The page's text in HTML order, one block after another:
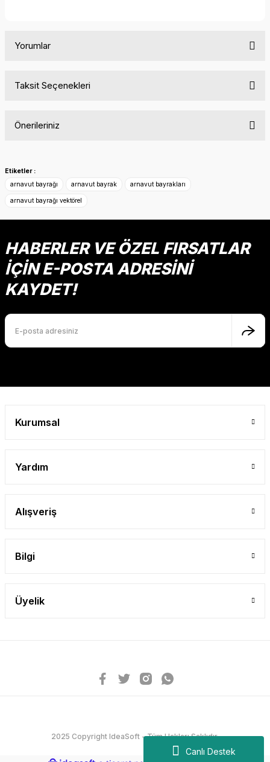
Canlı Destek
Yorumlar
Taksit Seçenekleri
Önerileriniz
konularda yetersiz gördüğünüz noktaları öneri formunu
Görüş ve önerileriniz için teşekkür ederiz.
Ürün resmi kalitesiz, bozuk veya görüntülenemiyor.
Ürün açıklamasında eksik bilgiler bulunuyor.
Ürün bilgilerinde hatalar bulunuyor.
Ürün fiyatı diğer sitelerden daha pahalı.
Bu ürüne benzer farklı alternatifler olmalı.
Etiketler :
arnavut bayrağı
arnavut bayrak arnavut bayrakları
arnavut bayrağı vektörel
HABERLER VE ÖZEL FIRSATLAR
İÇİN E-POSTA ADRESİNİ
KAYDET!
Kurumsal
Yardım
Alışveriş
Bilgi
Üyelik
2025 Copyright IdeaSoft - Tüm Hakları Saklıdır.